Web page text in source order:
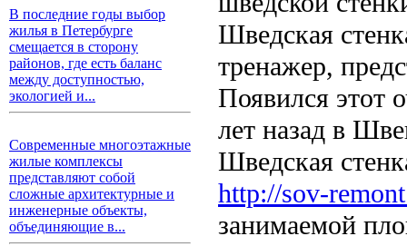
В последние годы выбор
жилья в Петербурге
смещается в сторону
районов, где есть баланс
между доступностью,
экологией и...
Современные многоэтажные
жилые комплексы
представляют собой
сложные архитектурные и
инженерные объекты,
объединяющие в...
Шведская
тренажер,
Появился этот
лет назад в
Шведская
http://sov-
занимаемой